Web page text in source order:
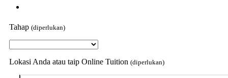
Tahap (diperlukan)
Lokasi Anda atau taip Online Tuition (diperlukan)